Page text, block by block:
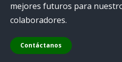
mejores futuros para
colaboradores.
Contáctanos